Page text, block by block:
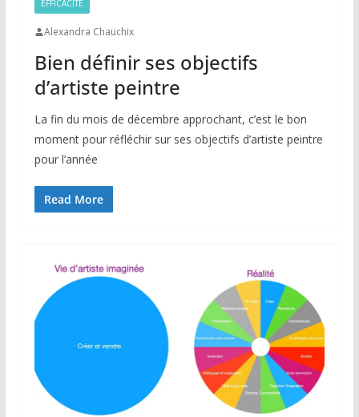
EFFICACITÉ
Alexandra Chauchix
Bien définir ses objectifs
d’artiste peintre
La fin du mois de décembre approchant, c’est le bon
moment pour réfléchir sur ses objectifs d’artiste peintre
pour l’année
Read More